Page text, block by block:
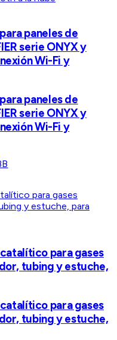
paneles de
serie ONYX y
Wi-Fi y
paneles de
serie ONYX y
Wi-Fi y
para gases
tubing y estuche,
para gases
tubing y estuche,